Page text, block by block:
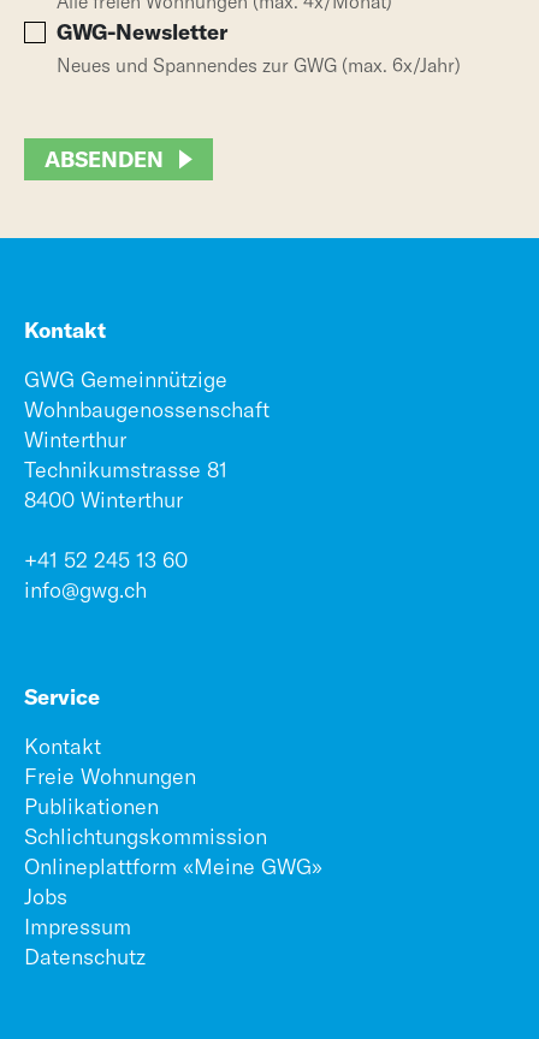
GWG-Newsletter
Neues und Spannendes zur GWG (max. 6x/Jahr)
ABSENDEN
Kontakt
GWG Gemeinnützige
Wohnbaugenossenschaft
Winterthur
Technikumstrasse 81
8400 Winterthur
+41 52 245 13 60
info@gwg.ch
Service
Kontakt
Freie Wohnungen
Publikationen
Schlichtungskommission
Onlineplattform «Meine GWG»
Jobs
Impressum
Datenschutz